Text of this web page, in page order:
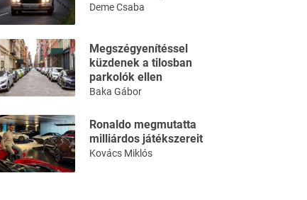
Deme Csaba
Megszégyenítéssel
küzdenek a tilosban
parkolók ellen
Baka Gábor
Ronaldo megmutatta
milliárdos játékszereit
Kovács Miklós